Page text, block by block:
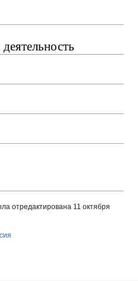
отредактирована 11 октября